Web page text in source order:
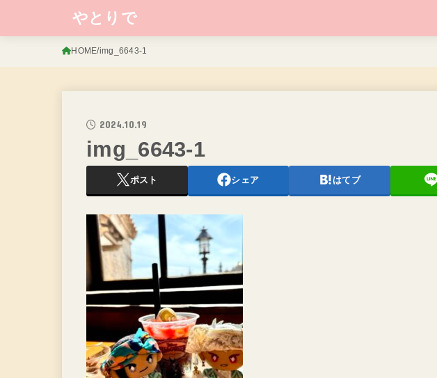
やとりで
HOME img_6643-1
2024.10.19
img_6643-1
ポスト シェア はてブ